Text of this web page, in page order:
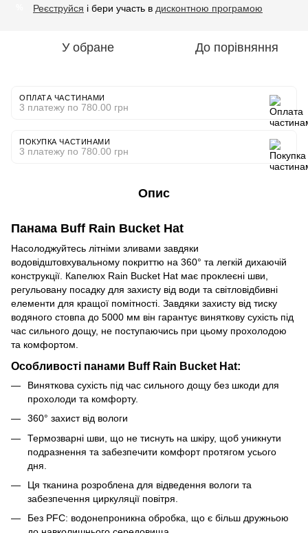
Реєструйся і бери участь в дисконтною програмою
У обране До порівняння
ОПЛАТА ЧАСТИНАМИ
3 платежу по 780.00 грн
ПОКУПКА ЧАСТИНАМИ
3 платежу по 780.00 грн
Опис
Панама Buff Rain Bucket Hat
Насолоджуйтесь літніми зливами завдяки
водовідштовхувальному покриттю на 360° та легкій дихаючій
конструкції. Капелюх Rain Bucket Hat має проклеєні шви,
регульовану посадку для захисту від води та світловідбивні
елементи для кращої помітності. Завдяки захисту від тиску
водяного стовпа до 5000 мм він гарантує виняткову сухість під
час сильного дощу, не поступаючись при цьому прохолодою
та комфортом.
Особливості панами Buff Rain Bucket Hat:
Виняткова сухість під час сильного дощу без шкоди для
прохолоди та комфорту.
360° захист від вологи
Термозварні шви, що не тиснуть на шкіру, щоб уникнути
подразнення та забезпечити комфорт протягом усього
дня.
Ця тканина розроблена для відведення вологи та
забезпечення циркуляції повітря.
Без PFC: водонепроникна обробка, що є більш дружньою